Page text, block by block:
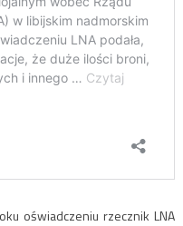
oświadczeniu rzecznik LNA